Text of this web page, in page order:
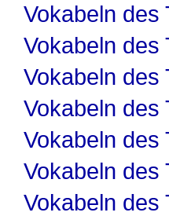
Vokabeln des
Vokabeln des
Vokabeln des
Vokabeln des
Vokabeln des
Vokabeln des
Vokabeln des